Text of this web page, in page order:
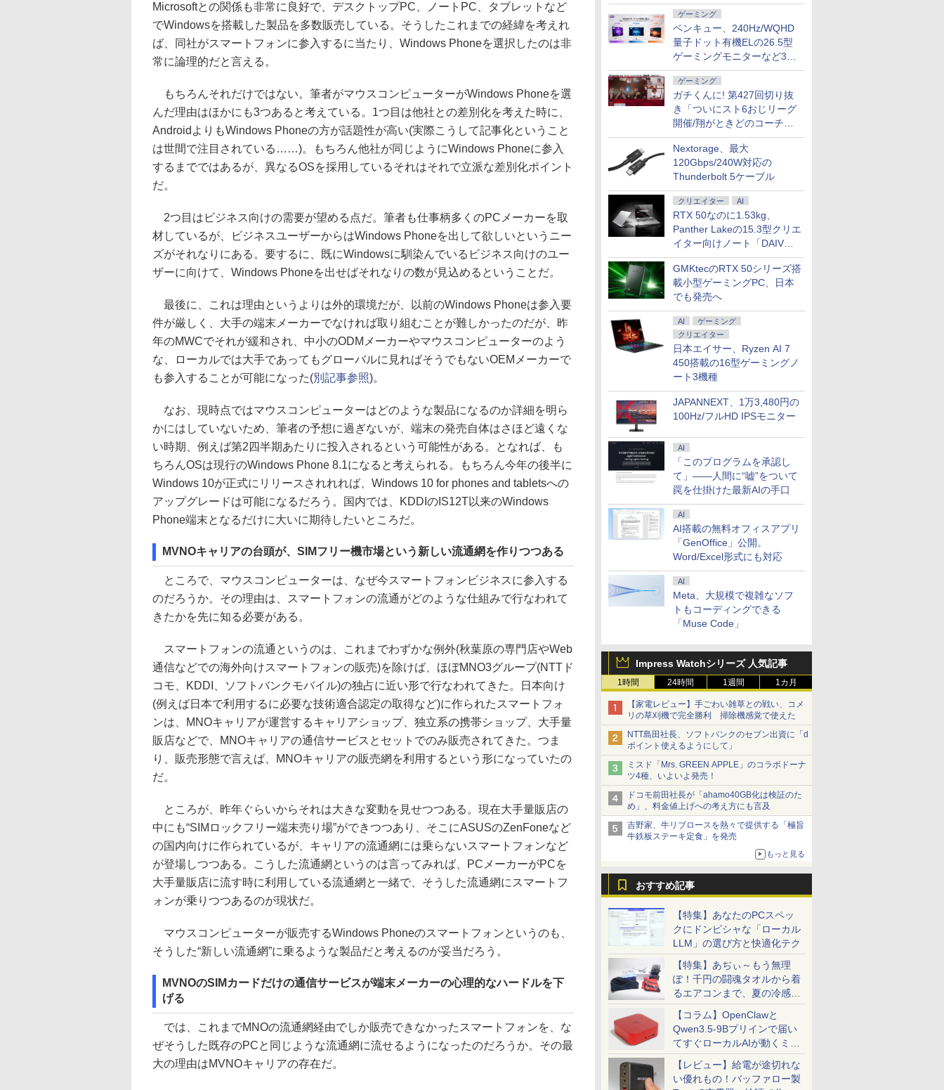
ゲーミング
ベンキュー、240Hz/WQHD
量子ドット有機ELの26.5型
ゲーミングモニターなど3機
種
ゲーミング
ガチくんに! 第427回切り抜
き「ついにスト6おじリーグ
開催/翔がときどのコーチ就
任など」
Nextorage、最大
120Gbps/240W対応の
Thunderbolt 5ケーブル
クリエイター AI
RTX 50なのに1.53kg、
Panther Lakeの15.3型クリエ
イター向けノート「DAIV
Z5」
GMKtecのRTX 50シリーズ搭
載小型ゲーミングPC、日本
でも発売へ
AI
ゲーミング
クリエイター
日本エイサー、Ryzen AI 7
450搭載の16型ゲーミングノ
ート3機種
JAPANNEXT、1万3,480円の
100Hz/フルHD IPSモニター
AI
「このプログラムを承認し
て」――人間に“嘘”をついて
罠を仕掛けた最新AIの手口
AI
AI搭載の無料オフィスアプリ
「GenOffice」公開。
Word/Excel形式にも対応
AI
Meta、大規模で複雑なソフ
トもコーディングできる
「Muse Code」
Impress Watchシリーズ 人気記事
1時間 24時間 1週間 1カ月
【家電レビュー】手ごわい雑草との戦い、コメ
リの草刈機で完全勝利 掃除機感覚で使えた
NTT島田社長、ソフトバンクのセブン出資に「d
ポイント使えるようにして」
ミスド「Mrs. GREEN APPLE」のコラボドーナ
ツ4種、いよいよ発売！
ドコモ前田社長が「ahamo40GB化は検証のた
め」、料金値上げへの考え方にも言及
吉野家、牛リブロースを熱々で提供する「極旨
牛鉄板ステーキ定食」を発売
もっと見る
おすすめ記事
【特集】あなたのPCスペッ
クにドンピシャな「ローカル
LLM」の選び方と快適化テク
【特集】あぢぃ～もう無理
ぽ！千円の闘魂タオルから着
るエアコンまで、夏の冷感グ
ッズ一挙紹介
【コラム】OpenClawと
Qwen3.5-9Bプリインで届い
てすぐローカルAIが動くミニ
PC「SER9 Pro」
【レビュー】給電が途切れな
い優れもの！バッファロー製
Microsoftとの関係も非常に良好で、デスクトップPC、ノートPC、タブレットなど
でWindowsを搭載した製品を多数販売している。そうしたこれまでの経緯を考えれ
ば、同社がスマートフォンに参入するに当たり、Windows Phoneを選択したのは非
常に論理的だと言える。
もちろんそれだけではない。筆者がマウスコンピューターがWindows Phoneを選
んだ理由はほかにも3つあると考えている。1つ目は他社との差別化を考えた時に、
AndroidよりもWindows Phoneの方が話題性が高い(実際こうして記事化ということ
は世間で注目されている……)。もちろん他社が同じようにWindows Phoneに参入
するまでではあるが、異なるOSを採用しているそれはそれで立派な差別化ポイント
だ。
2つ目はビジネス向けの需要が望める点だ。筆者も仕事柄多くのPCメーカーを取
材しているが、ビジネスユーザーからはWindows Phoneを出して欲しいというニー
ズがそれなりにある。要するに、既にWindowsに馴染んでいるビジネス向けのユー
ザーに向けて、Windows Phoneを出せばそれなりの数が見込めるということだ。
最後に、これは理由というよりは外的環境だが、以前のWindows Phoneは参入要
件が厳しく、大手の端末メーカーでなければ取り組むことが難しかったのだが、昨
年のMWCでそれが緩和され、中小のODMメーカーやマウスコンピューターのよう
な、ローカルでは大手であってもグローバルに見ればそうでもないOEMメーカーで
も参入することが可能になった(別記事参照)。
なお、現時点ではマウスコンピューターはどのような製品になるのか詳細を明ら
かにはしていないため、筆者の予想に過ぎないが、端末の発売自体はさほど遠くな
い時期、例えば第2四半期あたりに投入されるという可能性がある。となれば、も
ちろんOSは現行のWindows Phone 8.1になると考えられる。もちろん今年の後半に
Windows 10が正式にリリースされれれば、Windows 10 for phones and tabletsへの
アップグレードは可能になるだろう。国内では、KDDIのIS12T以来のWindows
Phone端末となるだけに大いに期待したいところだ。
MVNOキャリアの台頭が、SIMフリー機市場という新しい流通網を作りつつある
ところで、マウスコンピューターは、なぜ今スマートフォンビジネスに参入する
のだろうか。その理由は、スマートフォンの流通がどのような仕組みで行なわれて
きたかを先に知る必要がある。
スマートフォンの流通というのは、これまでわずかな例外(秋葉原の専門店やWeb
通信などでの海外向けスマートフォンの販売)を除けば、ほぼMNO3グループ(NTTド
コモ、KDDI、ソフトバンクモバイル)の独占に近い形で行なわれてきた。日本向け
(例えば日本で利用するに必要な技術適合認定の取得など)に作られたスマートフォ
ンは、MNOキャリアが運営するキャリアショップ、独立系の携帯ショップ、大手量
販店などで、MNOキャリアの通信サービスとセットでのみ販売されてきた。つま
り、販売形態で言えば、MNOキャリアの販売網を利用するという形になっていたの
だ。
ところが、昨年ぐらいからそれは大きな変動を見せつつある。現在大手量販店の
中にも“SIMロックフリー端末売り場”ができつつあり、そこにASUSのZenFoneなど
の国内向けに作られているが、キャリアの流通網には乗らないスマートフォンなど
が登場しつつある。こうした流通網というのは言ってみれば、PCメーカーがPCを
大手量販店に流す時に利用している流通網と一緒で、そうした流通網にスマートフ
ォンが乗りつつあるのが現状だ。
マウスコンピューターが販売するWindows Phoneのスマートフォンというのも、
そうした“新しい流通網”に乗るような製品だと考えるのが妥当だろう。
MVNOのSIMカードだけの通信サービスが端末メーカーの心理的なハードルを下
げる
では、これまでMNOの流通網経由でしか販売できなかったスマートフォンを、な
ぜそうした既存のPCと同じような流通網に流せるようになったのだろうか。その最
大の理由はMVNOキャリアの存在だ。